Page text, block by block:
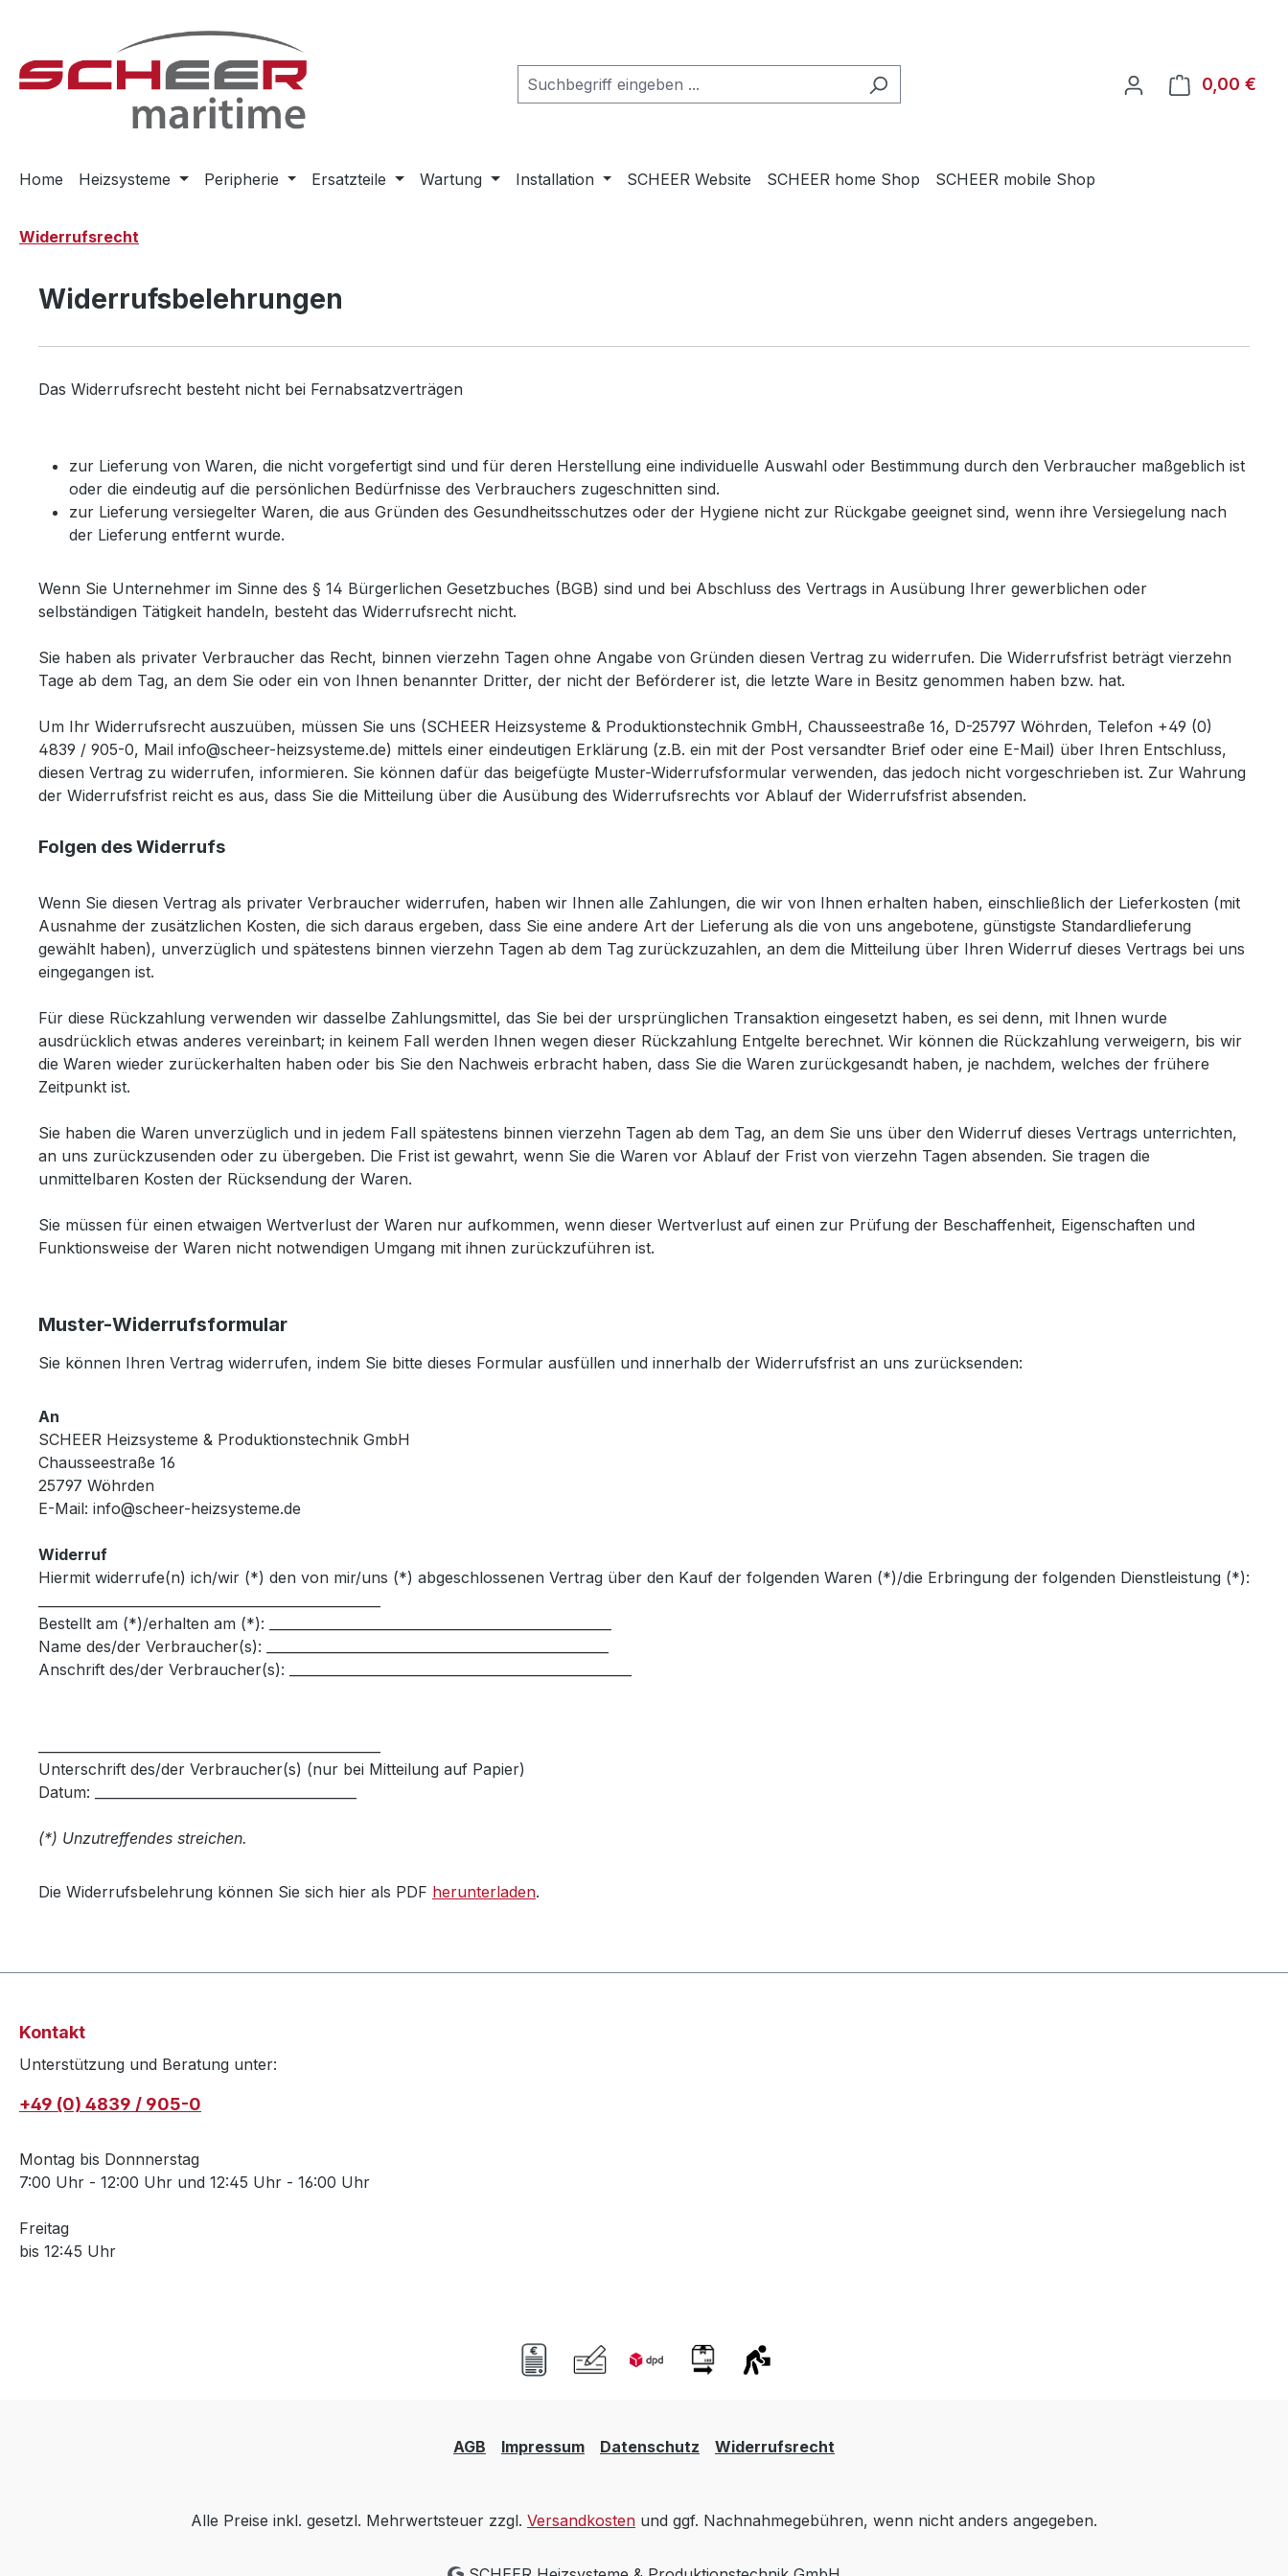
0,00 €
Home Heizsysteme Peripherie Ersatzteile Wartung Installation SCHEER Website SCHEER home Shop SCHEER mobile Shop
Widerrufsrecht
Widerrufsbelehrungen
Das Widerrufsrecht besteht nicht bei Fernabsatzverträgen
zur Lieferung von Waren, die nicht vorgefertigt sind und für deren Herstellung eine individuelle Auswahl oder Bestimmung durch den Verbraucher maßgeblich ist
oder die eindeutig auf die persönlichen Bedürfnisse des Verbrauchers zugeschnitten sind.
zur Lieferung versiegelter Waren, die aus Gründen des Gesundheitsschutzes oder der Hygiene nicht zur Rückgabe geeignet sind, wenn ihre Versiegelung nach
der Lieferung entfernt wurde.
Wenn Sie Unternehmer im Sinne des § 14 Bürgerlichen Gesetzbuches (BGB) sind und bei Abschluss des Vertrags in Ausübung Ihrer gewerblichen oder
selbständigen Tätigkeit handeln, besteht das Widerrufsrecht nicht.
Sie haben als privater Verbraucher das Recht, binnen vierzehn Tagen ohne Angabe von Gründen diesen Vertrag zu widerrufen. Die Widerrufsfrist beträgt vierzehn
Tage ab dem Tag, an dem Sie oder ein von Ihnen benannter Dritter, der nicht der Beförderer ist, die letzte Ware in Besitz genommen haben bzw. hat.
Um Ihr Widerrufsrecht auszuüben, müssen Sie uns (SCHEER Heizsysteme & Produktionstechnik GmbH, Chausseestraße 16, D-25797 Wöhrden, Telefon +49 (0)
4839 / 905-0, Mail info@scheer-heizsysteme.de) mittels einer eindeutigen Erklärung (z.B. ein mit der Post versandter Brief oder eine E-Mail) über Ihren Entschluss,
diesen Vertrag zu widerrufen, informieren. Sie können dafür das beigefügte Muster-Widerrufsformular verwenden, das jedoch nicht vorgeschrieben ist. Zur Wahrung
der Widerrufsfrist reicht es aus, dass Sie die Mitteilung über die Ausübung des Widerrufsrechts vor Ablauf der Widerrufsfrist absenden.
Folgen des Widerrufs
Wenn Sie diesen Vertrag als privater Verbraucher widerrufen, haben wir Ihnen alle Zahlungen, die wir von Ihnen erhalten haben, einschließlich der Lieferkosten (mit
Ausnahme der zusätzlichen Kosten, die sich daraus ergeben, dass Sie eine andere Art der Lieferung als die von uns angebotene, günstigste Standardlieferung
gewählt haben), unverzüglich und spätestens binnen vierzehn Tagen ab dem Tag zurückzuzahlen, an dem die Mitteilung über Ihren Widerruf dieses Vertrags bei uns
eingegangen ist.
Für diese Rückzahlung verwenden wir dasselbe Zahlungsmittel, das Sie bei der ursprünglichen Transaktion eingesetzt haben, es sei denn, mit Ihnen wurde
ausdrücklich etwas anderes vereinbart; in keinem Fall werden Ihnen wegen dieser Rückzahlung Entgelte berechnet. Wir können die Rückzahlung verweigern, bis wir
die Waren wieder zurückerhalten haben oder bis Sie den Nachweis erbracht haben, dass Sie die Waren zurückgesandt haben, je nachdem, welches der frühere
Zeitpunkt ist.
Sie haben die Waren unverzüglich und in jedem Fall spätestens binnen vierzehn Tagen ab dem Tag, an dem Sie uns über den Widerruf dieses Vertrags unterrichten,
an uns zurückzusenden oder zu übergeben. Die Frist ist gewahrt, wenn Sie die Waren vor Ablauf der Frist von vierzehn Tagen absenden. Sie tragen die
unmittelbaren Kosten der Rücksendung der Waren.
Sie müssen für einen etwaigen Wertverlust der Waren nur aufkommen, wenn dieser Wertverlust auf einen zur Prüfung der Beschaffenheit, Eigenschaften und
Funktionsweise der Waren nicht notwendigen Umgang mit ihnen zurückzuführen ist.
Muster-Widerrufsformular
Sie können Ihren Vertrag widerrufen, indem Sie bitte dieses Formular ausfüllen und innerhalb der Widerrufsfrist an uns zurücksenden:
An
SCHEER Heizsysteme & Produktionstechnik GmbH
Chausseestraße 16
25797 Wöhrden
E-Mail: info@scheer-heizsysteme.de
Widerruf
Hiermit widerrufe(n) ich/wir (*) den von mir/uns (*) abgeschlossenen Vertrag über den Kauf der folgenden Waren (*)/die Erbringung der folgenden Dienstleistung (*):
Bestellt am (*)/erhalten am (*): ___________________________________________________
Name des/der Verbraucher(s): ___________________________________________________
Anschrift des/der Verbraucher(s): ___________________________________________________
Unterschrift des/der Verbraucher(s) (nur bei Mitteilung auf Papier)
Datum: _______________________________________
(*) Unzutreffendes streichen.
Die Widerrufsbelehrung können Sie sich hier als PDF herunterladen.
Kontakt
Unterstützung und Beratung unter:
+49 (0) 4839 / 905-0
Montag bis Donnnerstag
7:00 Uhr - 12:00 Uhr und 12:45 Uhr - 16:00 Uhr
Freitag
bis 12:45 Uhr
AGB Impressum Datenschutz Widerrufsrecht
Alle Preise inkl. gesetzl. Mehrwertsteuer zzgl. Versandkosten und ggf. Nachnahmegebühren, wenn nicht anders angegeben.